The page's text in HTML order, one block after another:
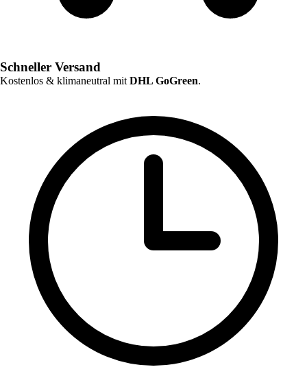
Schneller Versand
Kostenlos & klimaneutral mit DHL GoGreen.